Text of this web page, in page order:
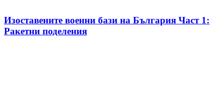
Изоставените военни бази на България Част 1:
Ракетни поделения